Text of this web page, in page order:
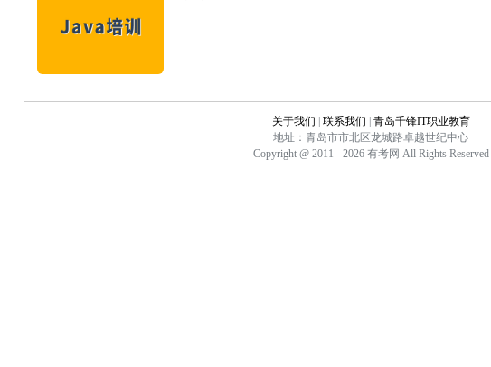
关于我们 | 联系我们 | 青岛千锋IT职业教育
地址：青岛市市北区龙城路卓越世纪中心
Copyright @ 2011 - 2026 有考网 All Rights Reserved